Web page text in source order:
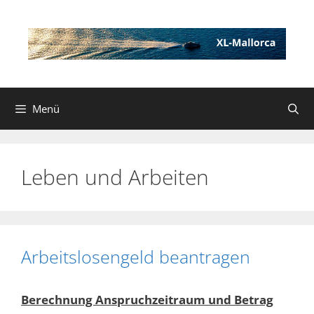
Inhalt
springen
Menü
Leben und Arbeiten
Arbeitslosengeld beantragen
Berechnung Anspruchzeitraum und Betrag